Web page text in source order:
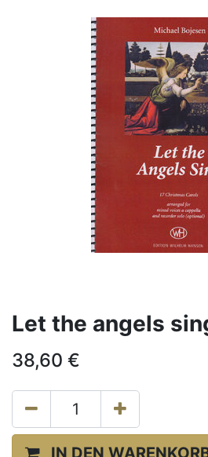
Let the angels
38,60 €
IN DEN